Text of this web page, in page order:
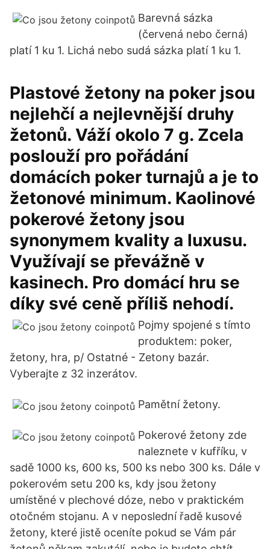
Barevná sázka
(červená nebo černá)
platí 1 ku 1. Lichá nebo sudá sázka platí 1 ku 1.
Plastové žetony na poker jsou
nejlehčí a nejlevnější druhy
žetonů. Váží okolo 7 g. Zcela
poslouží pro pořádání
domácích poker turnajů a je to
žetonové minimum. Kaolinové
pokerové žetony jsou
synonymem kvality a luxusu.
Využívají se převážně v
kasinech. Pro domácí hru se
díky své ceně příliš nehodí.
Pojmy spojené s tímto
produktem: poker,
žetony, hra, p/ Ostatné - Zetony bazár.
Vyberajte z 32 inzerátov.
Pamětní žetony.
Pokerové žetony zde
naleznete v kufříku, v
sadě 1000 ks, 600 ks, 500 ks nebo 300 ks. Dále v
pokerovém setu 200 ks, kdy jsou žetony
umístěné v plechové dóze, nebo v praktickém
otočném stojanu. A v neposlední řadě kusové
žetony, které jistě oceníte pokud se Vám pár